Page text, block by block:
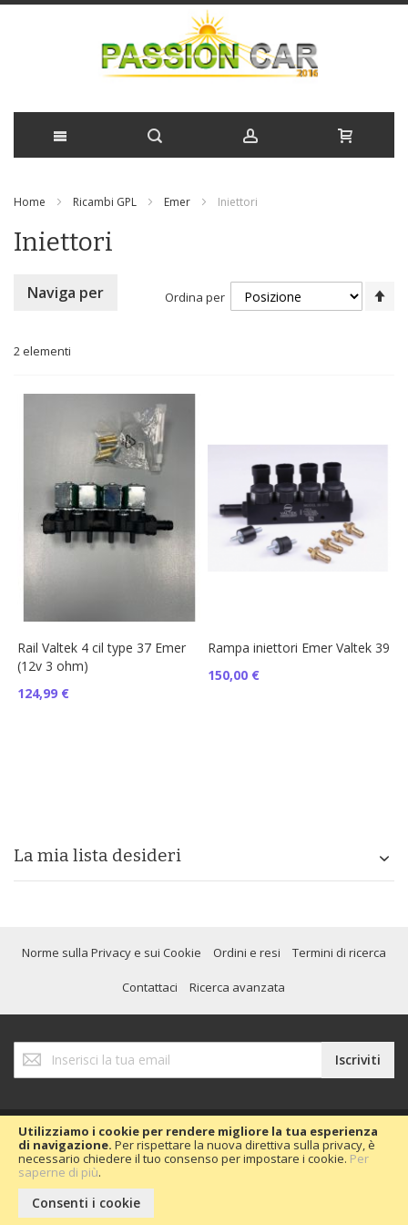
Utilizziamo i cookie per rendere migliore la tua esperienza
di navigazione. Per rispettare la nuova direttiva sulla privacy, è
necessario chiedere il tuo consenso per impostare i cookie. Per
saperne di più.
Consenti i cookie
contenuto
Home Ricambi GPL Emer Iniettori
Iniettori
2elementi
Ordina per
Rail Valtek 4 cil type 37 Emer
(12v 3 ohm)
124,99 €
Rampa iniettori Emer Valtek 39
150,00 €
Naviga per
La mia lista desideri
Norme sulla Privacy e sui Cookie Ordini e resi Termini di ricerca
Contattaci Ricerca avanzata
alla
nostra
Iscriviti
Copyright © 2020 Passion Car 2016.